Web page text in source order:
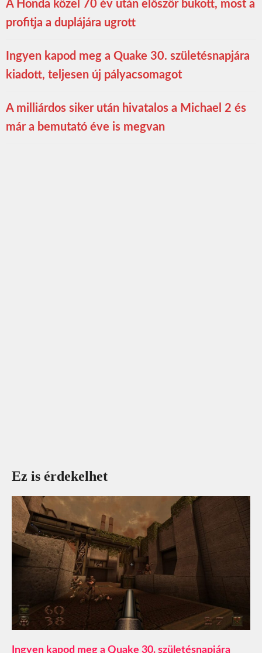
A Honda közel 70 év után először bukott, most a
profitja a duplájára ugrott
Ingyen kapod meg a Quake 30. születésnapjára
kiadott, teljesen új pályacsomagot
A milliárdos siker után hivatalos a Michael 2 és
már a bemutató éve is megvan
Ez is érdekelhet
Ingyen kapod meg a Quake 30. születésnapjára